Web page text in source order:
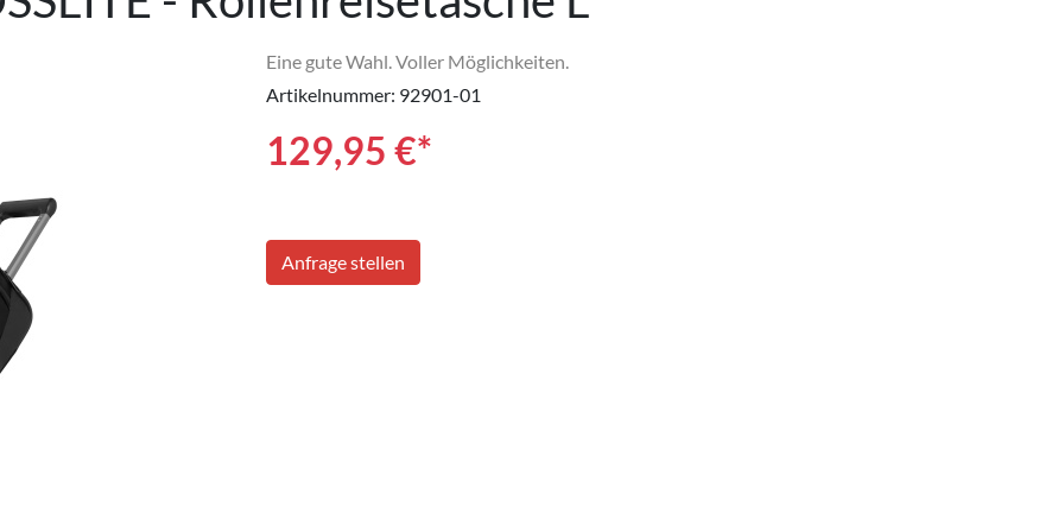
Eine gute Wahl. Voller Möglichkeiten.
Artikelnummer: 92901-01
129,95 €*
Anfrage stellen